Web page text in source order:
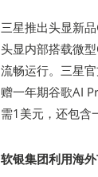
三星推出头显新
头显内部搭载微
流畅运行。三星
赠一年期谷歌AI
需1美元，还包含
软银集团利用海